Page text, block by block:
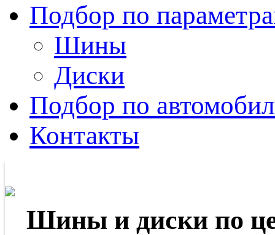
Подбор по
Шины
Диски
Подбор по
Контакты
Шины и диски по